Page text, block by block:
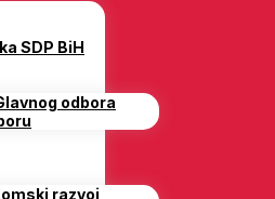
SDP BiH
odbora
razvoj